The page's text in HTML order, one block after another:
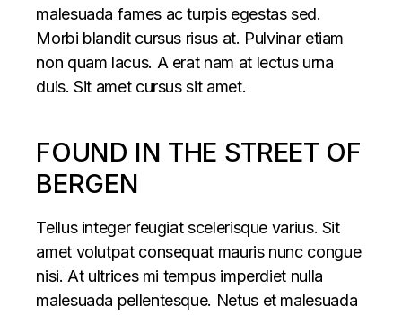
malesuada fames ac turpis egestas sed.
Morbi blandit cursus risus at. Pulvinar etiam
non quam lacus. A erat nam at lectus urna
duis. Sit amet cursus sit amet.
FOUND IN THE STREET OF
BERGEN
Tellus integer feugiat scelerisque varius. Sit
amet volutpat consequat mauris nunc congue
nisi. At ultrices mi tempus imperdiet nulla
malesuada pellentesque. Netus et malesuada